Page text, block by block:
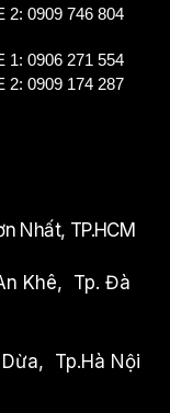
2: 0909 746 804
1: 0906 271 554
2: 0909 174 287
Nhất, TP.HCM
Khê, Tp. Đà
Tp.Hà Nội